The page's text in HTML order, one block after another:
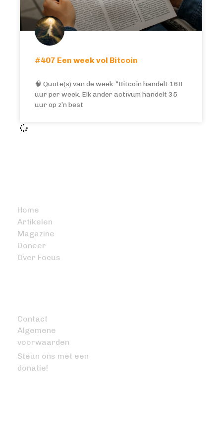
#407 Een week vol Bitcoin
🧠 Quote(s) van de week: “Bitcoin handelt 168
uur per week. Elk ander activum handelt 35
uur op z’n best
Home
Artikelen
Magazine
Doneer
Over Focus
Contact
Algemene
voorwaarden
Steun ons met een
donatie!